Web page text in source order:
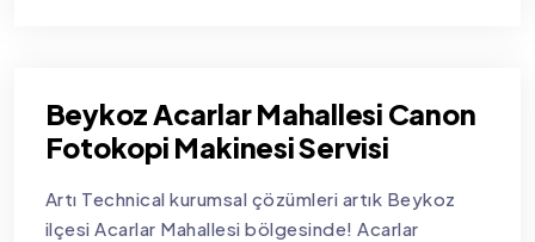
Beykoz Acarlar Mahallesi Canon
Fotokopi Makinesi Servisi
Artı Technical kurumsal çözümleri artık Beykoz
ilçesi Acarlar Mahallesi bölgesinde! Acarlar